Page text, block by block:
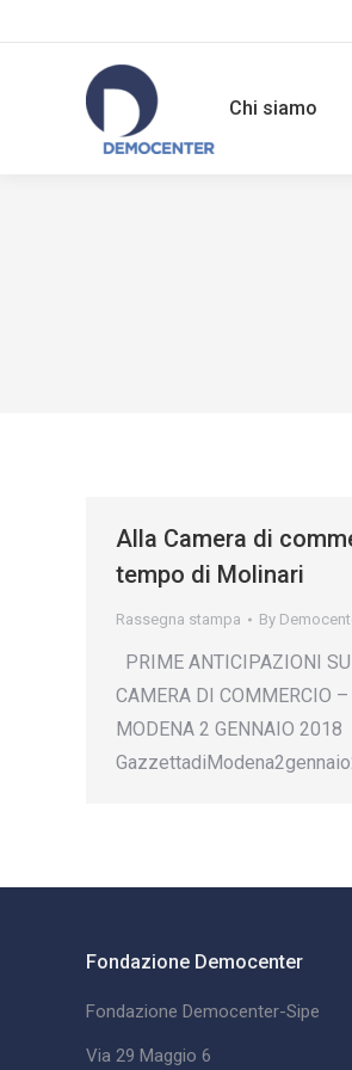
Chi siamo
Alla Camera di
tempo di Molinari
Rassegna stampa By
PRIME ANTICIPAZIONI
CAMERA DI COMMERCIO –
MODENA 2 GENNAIO 2018
Fondazione Democenter
Fondazione Democenter-Sipe
Via 29 Maggio 6